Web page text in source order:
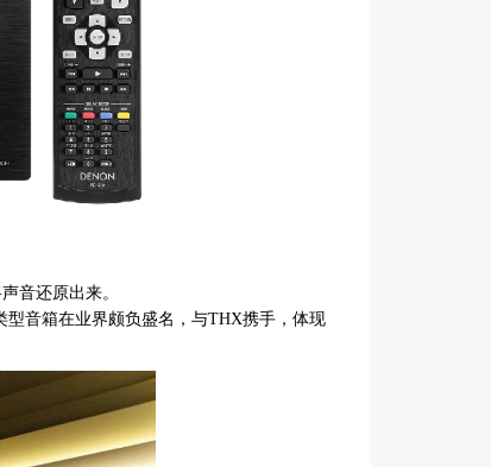
音还原出来。
音箱在业界颇负盛名，与THX携手，体现